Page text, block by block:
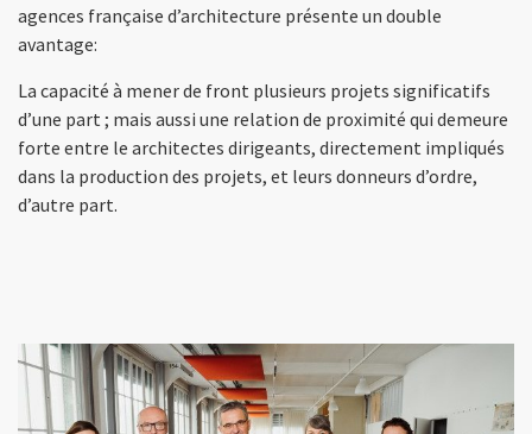
agences française d’architecture présente un double
avantage:
La capacité à mener de front plusieurs projets significatifs
d’une part ; mais aussi une relation de proximité qui demeure
forte entre le architectes dirigeants, directement impliqués
dans la production des projets, et leurs donneurs d’ordre,
d’autre part.